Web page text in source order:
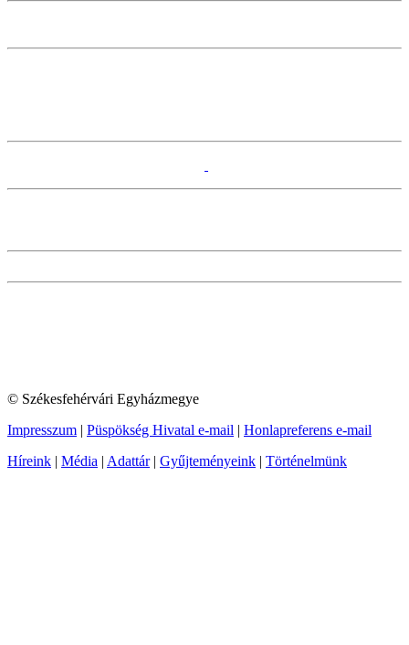
© Székesfehérvári Egyházmegye
Impresszum | Püspökség Hivatal e-mail | Honlapreferens e-mail
Híreink | Média | Adattár| Gyűjteményeink | Történelmünk